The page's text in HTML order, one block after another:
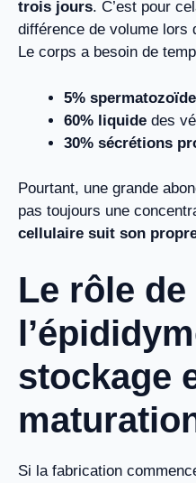
trois jours. C’est pour
différence de volume lors
Le corps a besoin de
5%
60% liquide des
30% sécrétions
Pourtant, une grande
pas toujours une
cellulaire suit son
Le rôle de
stockage
Si la fabrication